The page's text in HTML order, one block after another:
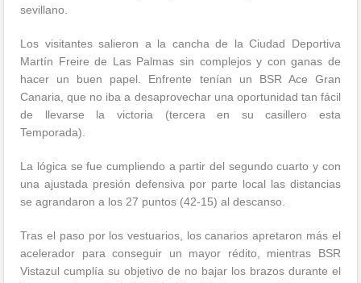
sevillano.
Los visitantes salieron a la cancha de la Ciudad Deportiva
Martín Freire de Las Palmas sin complejos y con ganas de
hacer un buen papel. Enfrente tenían un BSR Ace Gran
Canaria, que no iba a desaprovechar una oportunidad tan fácil
de llevarse la victoria (tercera en su casillero esta
Temporada).
La lógica se fue cumpliendo a partir del segundo cuarto y con
una ajustada presión defensiva por parte local las distancias
se agrandaron a los 27 puntos (42-15) al descanso.
Tras el paso por los vestuarios, los canarios apretaron más el
acelerador para conseguir un mayor rédito, mientras BSR
Vistazul cumplía su objetivo de no bajar los brazos durante el